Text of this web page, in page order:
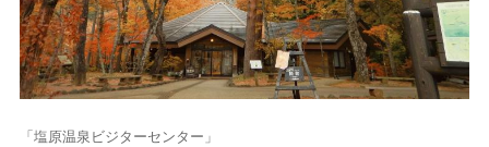
「塩原温泉ビジターセンター」